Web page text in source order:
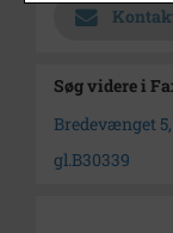
Søg videre i
Bredevænget
gl.B30339